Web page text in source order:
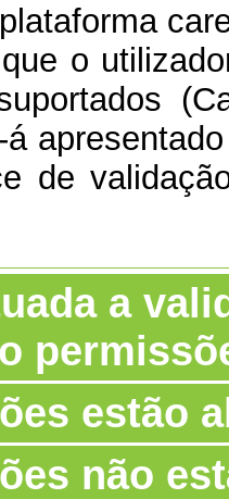
o
de
a
estão
não